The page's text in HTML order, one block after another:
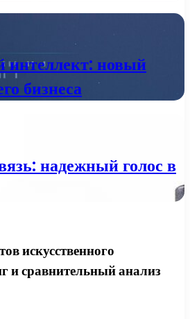
интеллект: новый
бизнеса
надежный голос в
искусственного
и сравнительный анализ